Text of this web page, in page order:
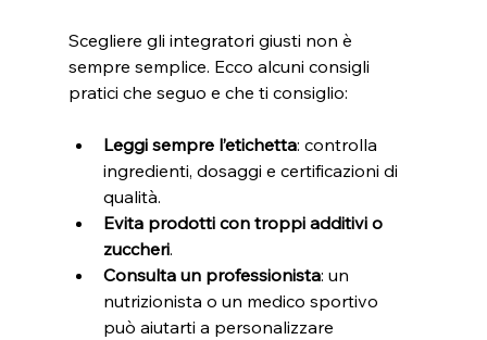
Scegliere gli integratori giusti non è
sempre semplice. Ecco alcuni consigli
pratici che seguo e che ti consiglio:
Leggi sempre l’etichetta: controlla
ingredienti, dosaggi e certificazioni di
qualità.
Evita prodotti con troppi additivi o
zuccheri.
Consulta un professionista: un
nutrizionista o un medico sportivo
può aiutarti a personalizzare